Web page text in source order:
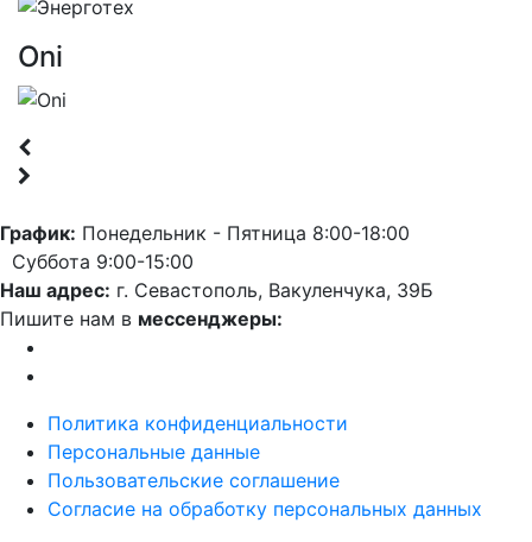
Oni
График: Понедельник - Пятница 8:00-18:00
Суббота 9:00-15:00
Наш адрес: г. Севастополь, Вакуленчука, 39Б
Пишите нам в мессенджеры:
Политика конфиденциальности
Персональные данные
Пользовательские соглашение
Согласие на обработку персональных данных